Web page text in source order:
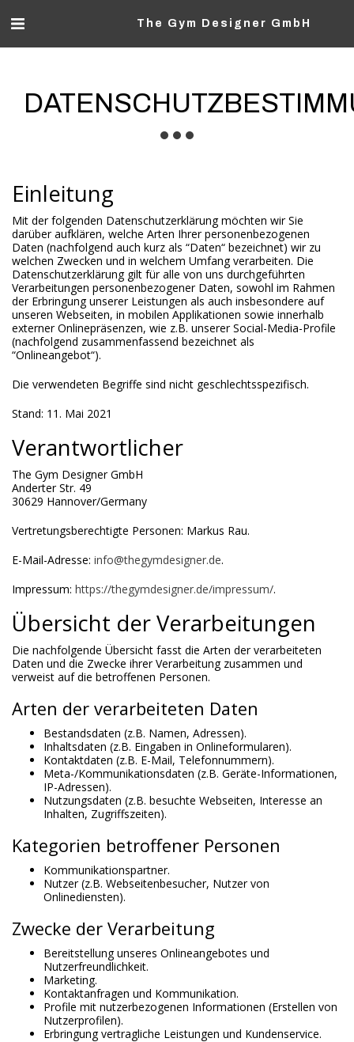
The Gym Designer GmbH
Einleitung
Mit der folgenden Datenschutzerklärung möchten wir Sie
darüber aufklären, welche Arten Ihrer personenbezogenen
Daten (nachfolgend auch kurz als “Daten“ bezeichnet) wir zu
welchen Zwecken und in welchem Umfang verarbeiten. Die
Datenschutzerklärung gilt für alle von uns durchgeführten
Verarbeitungen personenbezogener Daten, sowohl im Rahmen
der Erbringung unserer Leistungen als auch insbesondere auf
unseren Webseiten, in mobilen Applikationen sowie innerhalb
externer Onlinepräsenzen, wie z.B. unserer Social-Media-Profile
(nachfolgend zusammenfassend bezeichnet als
“Onlineangebot“).
Die verwendeten Begriffe sind nicht geschlechtsspezifisch.
Stand: 11. Mai 2021
Verantwortlicher
The Gym Designer GmbH
Anderter Str. 49
30629 Hannover/Germany
Vertretungsberechtigte Personen: Markus Rau.
E-Mail-Adresse: info@thegymdesigner.de.
Impressum: https://thegymdesigner.de/impressum/.
Übersicht der Verarbeitungen
Die nachfolgende Übersicht fasst die Arten der verarbeiteten
Daten und die Zwecke ihrer Verarbeitung zusammen und
verweist auf die betroffenen Personen.
Arten der verarbeiteten Daten
Bestandsdaten (z.B. Namen, Adressen).
Inhaltsdaten (z.B. Eingaben in Onlineformularen).
Kontaktdaten (z.B. E-Mail, Telefonnummern).
Meta-/Kommunikationsdaten (z.B. Geräte-Informationen,
IP-Adressen).
Nutzungsdaten (z.B. besuchte Webseiten, Interesse an
Inhalten, Zugriffszeiten).
Kategorien betroffener Personen
Kommunikationspartner.
Nutzer (z.B. Webseitenbesucher, Nutzer von
Onlinediensten).
Zwecke der Verarbeitung
Bereitstellung unseres Onlineangebotes und
Nutzerfreundlichkeit.
Marketing.
Kontaktanfragen und Kommunikation.
Profile mit nutzerbezogenen Informationen (Erstellen von
Nutzerprofilen).
Erbringung vertragliche Leistungen und Kundenservice.